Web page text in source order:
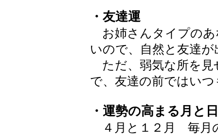
・友達運
お姉さんタイプのあ
いので、自然と友達が
ただ、弱気な所を見
で、友達の前ではい
・運勢の高まる月と
４月と１２月 毎月